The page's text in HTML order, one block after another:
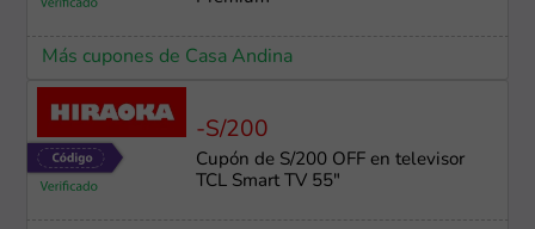
Más cupones de Casa Andina
-S/200
Cupón de S/200 OFF en televisor
TCL Smart TV 55"